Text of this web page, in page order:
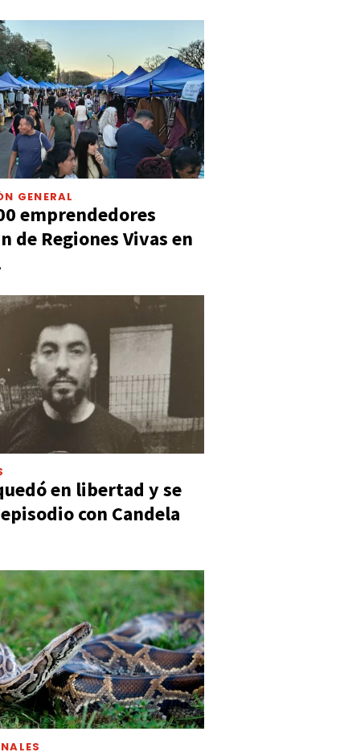
GENERAL
emprendedores
de Regiones Vivas en
en libertad y se
con Candela